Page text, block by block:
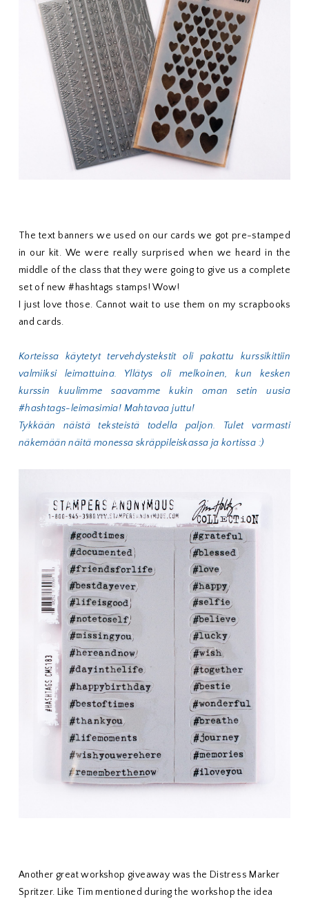
The text banners we used on our cards we got pre-stamped
in our kit. We were really surprised when we heard in the
middle of the class that they were going to give us a complete
set of new #hashtags stamps! Wow!
I just love those. Cannot wait to use them on my scrapbooks
and cards.
Korteissa käytetyt tervehdystekstit oli pakattu kurssikittiin
valmiiksi leimattuina. Yllätys oli melkoinen, kun kesken
kurssin kuulimme saavamme kukin oman setin uusia
#hashtags-leimasimia! Mahtavaa juttu!
Tykkään näistä teksteistä todella paljon. Tulet varmasti
näkemään näitä monessa skräppileiskassa ja kortissa :)
Another great workshop giveaway was the Distress Marker
Spritzer. Like Tim mentioned during the workshop the idea